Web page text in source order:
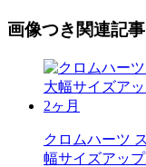
画像つき関連記事
クロムハーツ
幅サイズアッ